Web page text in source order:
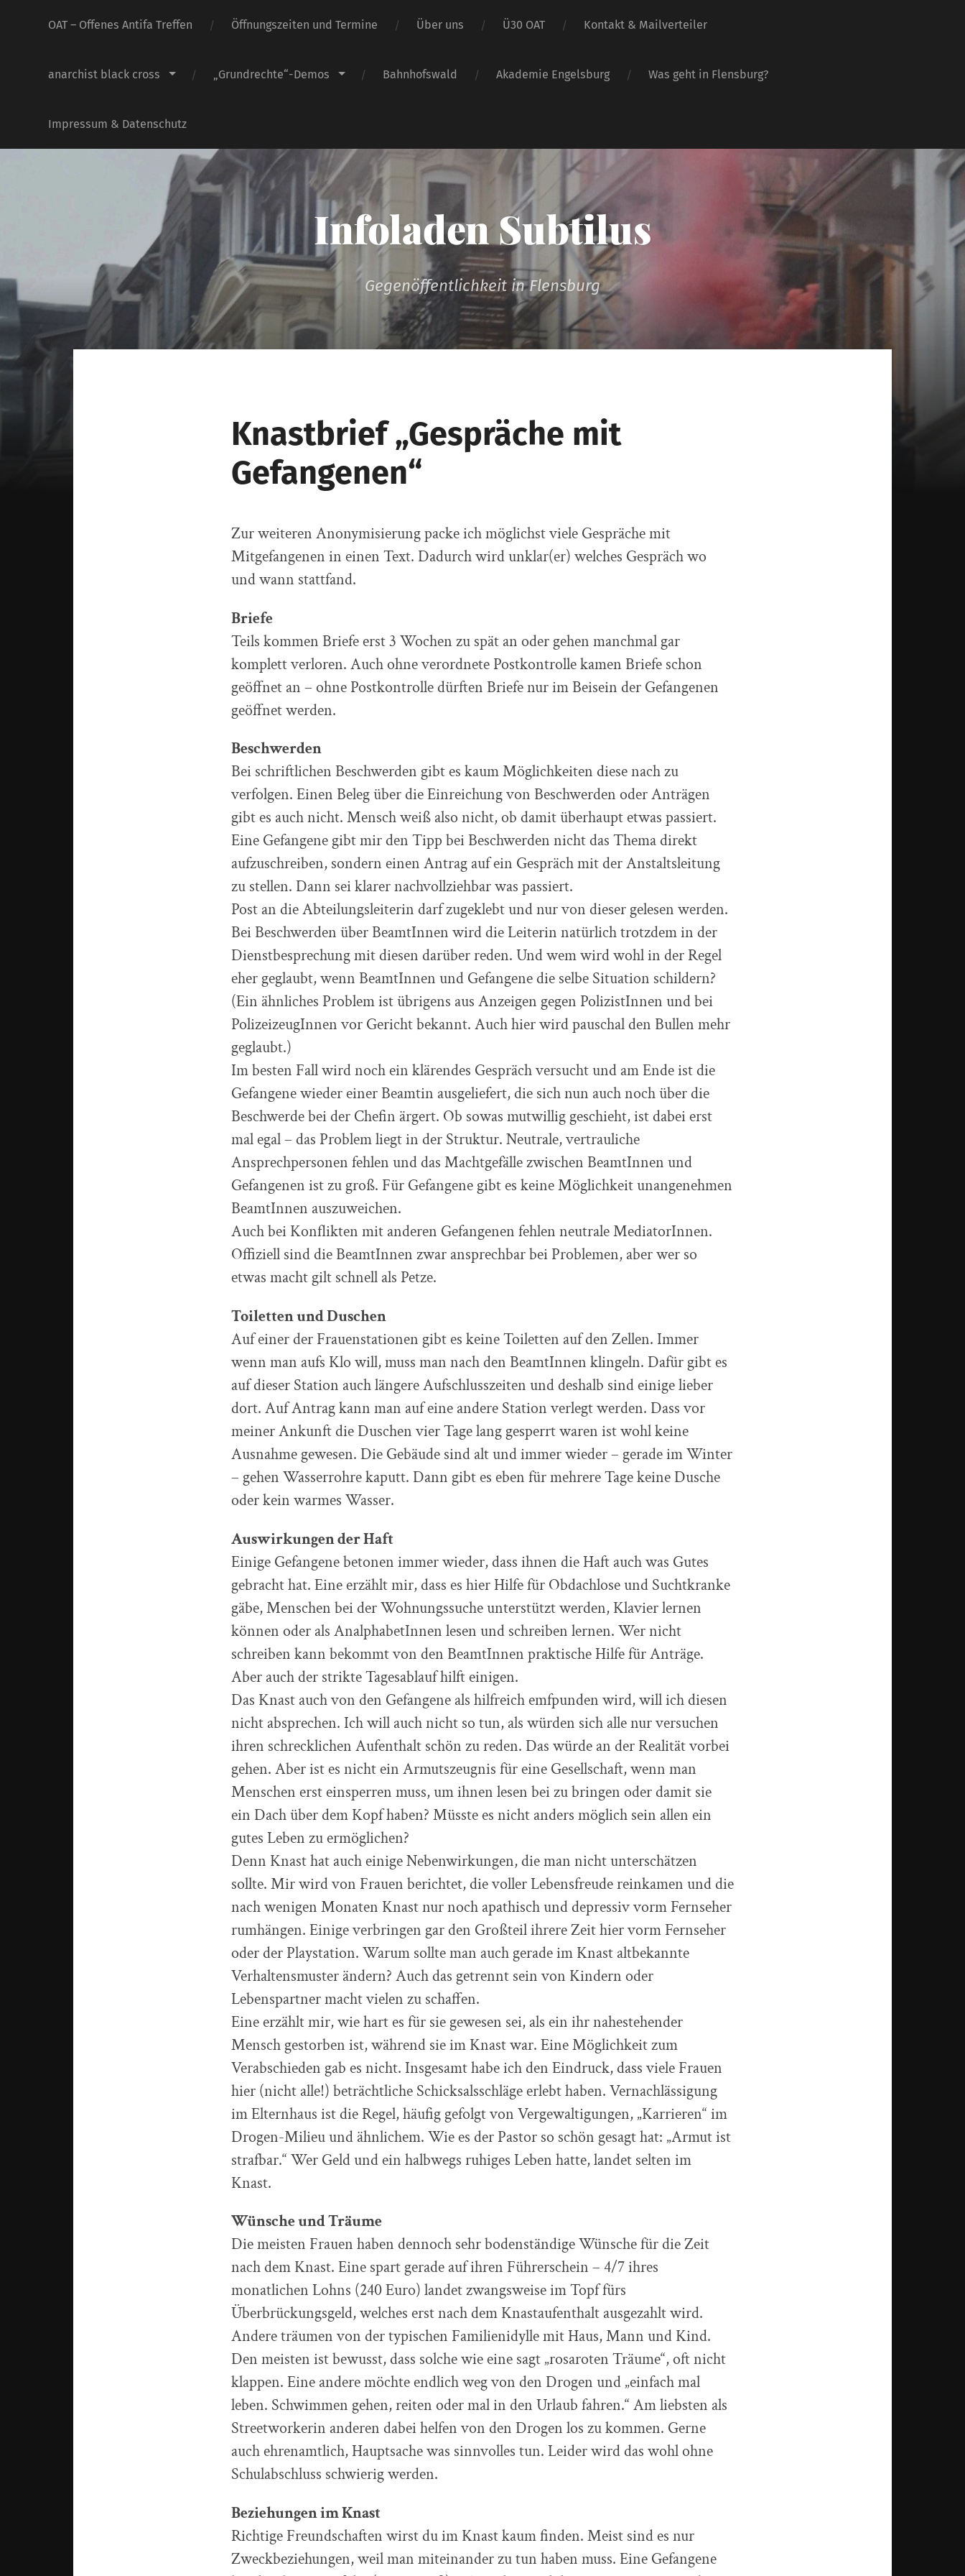
OAT – Offenes Antifa Treffen Öffnungszeiten und Termine Über uns Ü30 OAT Kontakt & Mailverteiler
anarchist black cross „Grundrechte“-Demos Bahnhofswald Akademie Engelsburg Was geht in Flensburg?
Impressum & Datenschutz
Infoladen Subtilus
Gegenöffentlichkeit in Flensburg
Knastbrief „Gespräche mit
Gefangenen“
Zur weiteren Anonymisierung packe ich möglichst viele Gespräche mit
Mitgefangenen in einen Text. Dadurch wird unklar(er) welches Gespräch wo
und wann stattfand.
Briefe
Teils kommen Briefe erst 3 Wochen zu spät an oder gehen manchmal gar
komplett verloren. Auch ohne verordnete Postkontrolle kamen Briefe schon
geöffnet an – ohne Postkontrolle dürften Briefe nur im Beisein der Gefangenen
geöffnet werden.
Beschwerden
Bei schriftlichen Beschwerden gibt es kaum Möglichkeiten diese nach zu
verfolgen. Einen Beleg über die Einreichung von Beschwerden oder Anträgen
gibt es auch nicht. Mensch weiß also nicht, ob damit überhaupt etwas passiert.
Eine Gefangene gibt mir den Tipp bei Beschwerden nicht das Thema direkt
aufzuschreiben, sondern einen Antrag auf ein Gespräch mit der Anstaltsleitung
zu stellen. Dann sei klarer nachvollziehbar was passiert.
Post an die Abteilungsleiterin darf zugeklebt und nur von dieser gelesen werden.
Bei Beschwerden über BeamtInnen wird die Leiterin natürlich trotzdem in der
Dienstbesprechung mit diesen darüber reden. Und wem wird wohl in der Regel
eher geglaubt, wenn BeamtInnen und Gefangene die selbe Situation schildern?
(Ein ähnliches Problem ist übrigens aus Anzeigen gegen PolizistInnen und bei
PolizeizeugInnen vor Gericht bekannt. Auch hier wird pauschal den Bullen mehr
geglaubt.)
Im besten Fall wird noch ein klärendes Gespräch versucht und am Ende ist die
Gefangene wieder einer Beamtin ausgeliefert, die sich nun auch noch über die
Beschwerde bei der Chefin ärgert. Ob sowas mutwillig geschieht, ist dabei erst
mal egal – das Problem liegt in der Struktur. Neutrale, vertrauliche
Ansprechpersonen fehlen und das Machtgefälle zwischen BeamtInnen und
Gefangenen ist zu groß. Für Gefangene gibt es keine Möglichkeit unangenehmen
BeamtInnen auszuweichen.
Auch bei Konflikten mit anderen Gefangenen fehlen neutrale MediatorInnen.
Offiziell sind die BeamtInnen zwar ansprechbar bei Problemen, aber wer so
etwas macht gilt schnell als Petze.
Toiletten und Duschen
Auf einer der Frauenstationen gibt es keine Toiletten auf den Zellen. Immer
wenn man aufs Klo will, muss man nach den BeamtInnen klingeln. Dafür gibt es
auf dieser Station auch längere Aufschlusszeiten und deshalb sind einige lieber
dort. Auf Antrag kann man auf eine andere Station verlegt werden. Dass vor
meiner Ankunft die Duschen vier Tage lang gesperrt waren ist wohl keine
Ausnahme gewesen. Die Gebäude sind alt und immer wieder – gerade im Winter
– gehen Wasserrohre kaputt. Dann gibt es eben für mehrere Tage keine Dusche
oder kein warmes Wasser.
Auswirkungen der Haft
Einige Gefangene betonen immer wieder, dass ihnen die Haft auch was Gutes
gebracht hat. Eine erzählt mir, dass es hier Hilfe für Obdachlose und Suchtkranke
gäbe, Menschen bei der Wohnungssuche unterstützt werden, Klavier lernen
können oder als AnalphabetInnen lesen und schreiben lernen. Wer nicht
schreiben kann bekommt von den BeamtInnen praktische Hilfe für Anträge.
Aber auch der strikte Tagesablauf hilft einigen.
Das Knast auch von den Gefangene als hilfreich emfpunden wird, will ich diesen
nicht absprechen. Ich will auch nicht so tun, als würden sich alle nur versuchen
ihren schrecklichen Aufenthalt schön zu reden. Das würde an der Realität vorbei
gehen. Aber ist es nicht ein Armutszeugnis für eine Gesellschaft, wenn man
Menschen erst einsperren muss, um ihnen lesen bei zu bringen oder damit sie
ein Dach über dem Kopf haben? Müsste es nicht anders möglich sein allen ein
gutes Leben zu ermöglichen?
Denn Knast hat auch einige Nebenwirkungen, die man nicht unterschätzen
sollte. Mir wird von Frauen berichtet, die voller Lebensfreude reinkamen und die
nach wenigen Monaten Knast nur noch apathisch und depressiv vorm Fernseher
rumhängen. Einige verbringen gar den Großteil ihrere Zeit hier vorm Fernseher
oder der Playstation. Warum sollte man auch gerade im Knast altbekannte
Verhaltensmuster ändern? Auch das getrennt sein von Kindern oder
Lebenspartner macht vielen zu schaffen.
Eine erzählt mir, wie hart es für sie gewesen sei, als ein ihr nahestehender
Mensch gestorben ist, während sie im Knast war. Eine Möglichkeit zum
Verabschieden gab es nicht. Insgesamt habe ich den Eindruck, dass viele Frauen
hier (nicht alle!) beträchtliche Schicksalsschläge erlebt haben. Vernachlässigung
im Elternhaus ist die Regel, häufig gefolgt von Vergewaltigungen, „Karrieren“ im
Drogen-Milieu und ähnlichem. Wie es der Pastor so schön gesagt hat: „Armut ist
strafbar.“ Wer Geld und ein halbwegs ruhiges Leben hatte, landet selten im
Knast.
Wünsche und Träume
Die meisten Frauen haben dennoch sehr bodenständige Wünsche für die Zeit
nach dem Knast. Eine spart gerade auf ihren Führerschein – 4/7 ihres
monatlichen Lohns (240 Euro) landet zwangsweise im Topf fürs
Überbrückungsgeld, welches erst nach dem Knastaufenthalt ausgezahlt wird.
Andere träumen von der typischen Familienidylle mit Haus, Mann und Kind.
Den meisten ist bewusst, dass solche wie eine sagt „rosaroten Träume“, oft nicht
klappen. Eine andere möchte endlich weg von den Drogen und „einfach mal
leben. Schwimmen gehen, reiten oder mal in den Urlaub fahren.“ Am liebsten als
Streetworkerin anderen dabei helfen von den Drogen los zu kommen. Gerne
auch ehrenamtlich, Hauptsache was sinnvolles tun. Leider wird das wohl ohne
Schulabschluss schwierig werden.
Beziehungen im Knast
Richtige Freundschaften wirst du im Knast kaum finden. Meist sind es nur
Zweckbeziehungen, weil man miteinander zu tun haben muss. Eine Gefangene